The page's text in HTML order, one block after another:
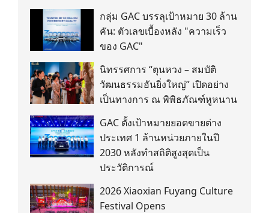
กลุ่ม GAC บรรลุเป้าหมาย 30 ล้าน
คัน: ตัวเลขเบื้องหลัง "ความเร็ว
ของ GAC"
นิทรรศการ “ตุนหวง – สมบัติ
วัฒนธรรมอันยิ่งใหญ่” เปิดอย่าง
เป็นทางการ ณ พิพิธภัณฑ์หูหนาน
GAC ตั้งเป้าหมายยอดขายต่าง
ประเทศ 1 ล้านหน่วยภายในปี
2030 หลังทำสถิติสูงสุดเป็น
ประวัติการณ์
2026 Xiaoxian Fuyang Culture
Festival Opens